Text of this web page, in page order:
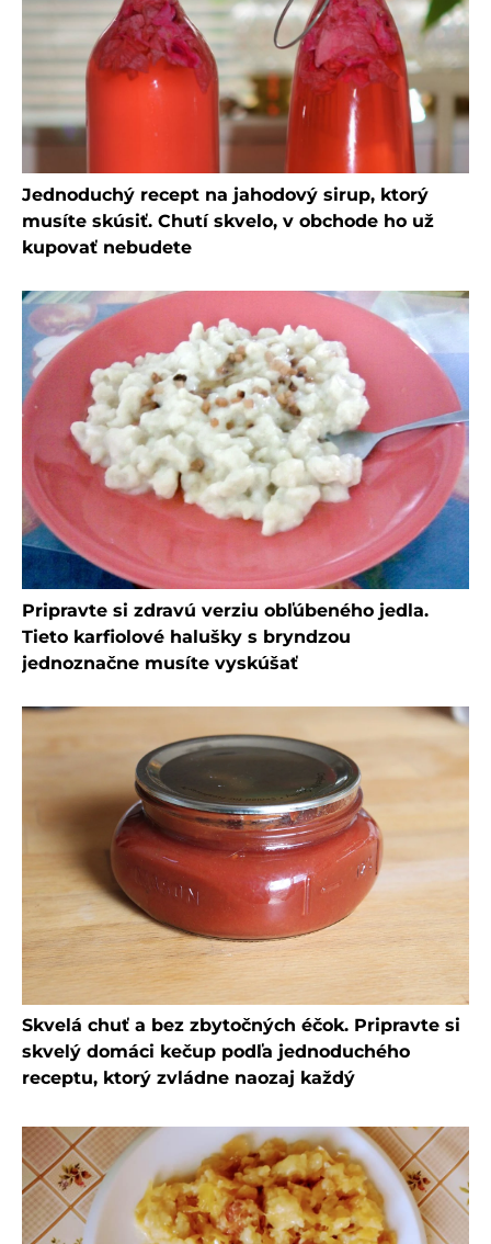
Jednoduchý recept na jahodový sirup, ktorý
musíte skúsiť. Chutí skvelo, v obchode ho už
kupovať nebudete
Pripravte si zdravú verziu obľúbeného jedla.
Tieto karfiolové halušky s bryndzou
jednoznačne musíte vyskúšať
Skvelá chuť a bez zbytočných éčok. Pripravte si
skvelý domáci kečup podľa jednoduchého
receptu, ktorý zvládne naozaj každý